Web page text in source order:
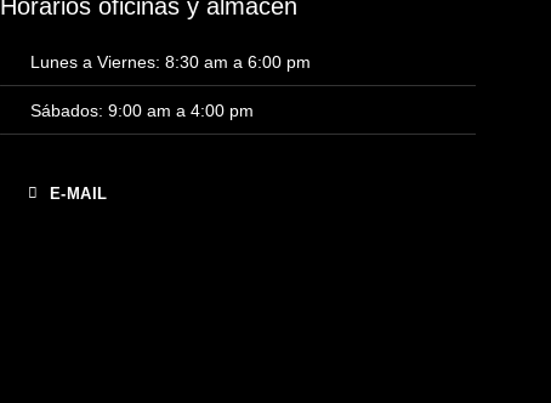
Horarios oficinas y almacén
Lunes a Viernes: 8:30 am a 6:00 pm
Sábados: 9:00 am a 4:00 pm
E-MAIL